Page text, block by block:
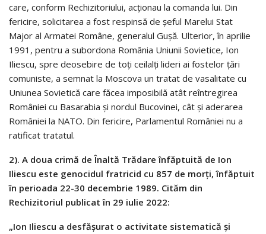
care, conform Rechizitoriului, acționau la comanda lui. Din
fericire, solicitarea a fost respinsă de șeful Marelui Stat
Major al Armatei Române, generalul Gușă. Ulterior, în aprilie
1991, pentru a subordona România Uniunii Sovietice, Ion
Iliescu, spre deosebire de toți ceilalți lideri ai fostelor țări
comuniste, a semnat la Moscova un tratat de vasalitate cu
Uniunea Sovietică care făcea imposibilă atât reîntregirea
României cu Basarabia și nordul Bucovinei, cât și aderarea
României la NATO. Din fericire, Parlamentul României nu a
ratificat tratatul.
2). A doua crimă de Înaltă Trădare înfăptuită de Ion
Iliescu este genocidul fratricid cu 857 de morți, înfăptuit
în perioada 22-30 decembrie 1989. Cităm din
Rechizitoriul publicat în 29 iulie 2022:
„Ion Iliescu a desfășurat o activitate sistematică și